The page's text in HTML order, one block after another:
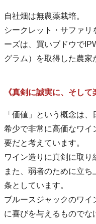
自社畑は無農薬栽培。
シークレット・サファリ
ーズは、買いブドウで
グラム）を取得した農家
《真剣に誠実に、そし
「価値」という概念は
希少で非常に高価なワイ
要だと考えています。
ワイン造りに真剣に取り
また、弱者のために立
条としています。
ブルースジャックのワイ
に喜びを与えるものでな